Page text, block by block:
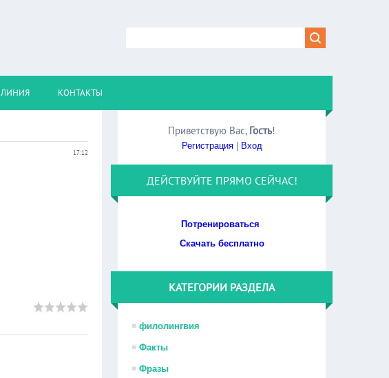
КОНТАКТЫ
17:12
Приветствую Вас, Гость!
Регистрация| Вход
ДЕЙСТВУЙТЕ ПРЯМО СЕЙЧАС!
Потренироваться
Скачать бесплатно
КАТЕГОРИИ РАЗДЕЛА
филолингвия
Факты
Фразы